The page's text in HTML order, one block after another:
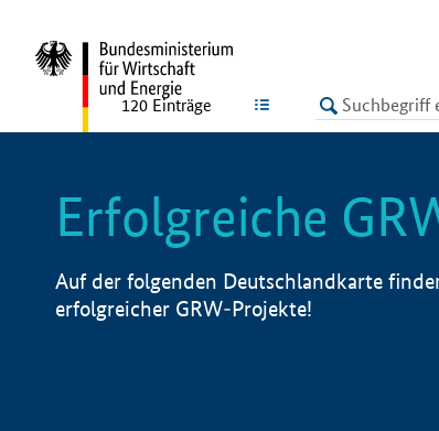
LISTE
120 Einträge
Erfolgreiche
Auf der folgenden Deutschlandkarte
erfolgreicher GRW-Projekte!